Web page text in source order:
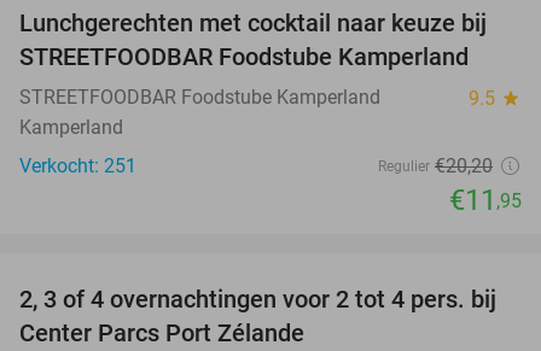
41%
Lunchgerechten met cocktail naar keuze bij
STREETFOODBAR Foodstube Kamperland
STREETFOODBAR Foodstube Kamperland 9.5 star
Kamperland
Verkocht: 251
Regulier €20,20
€11 ,95
17%
2, 3 of 4 overnachtingen voor 2 tot 4 pers. bij
Center Parcs Port Zélande